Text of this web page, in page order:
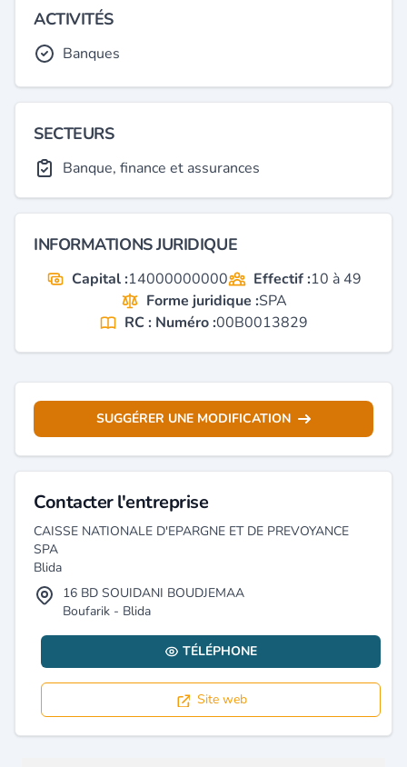
ACTIVITÉS
Banques
SECTEURS
Banque, finance et assurances
INFORMATIONS JURIDIQUE
Capital :14000000000 Effectif :10 à 49
Forme juridique :SPA
RC : Numéro :00B0013829
SUGGÉRER UNE MODIFICATION
Contacter l'entreprise
CAISSE NATIONALE D'EPARGNE ET DE PREVOYANCE
SPA
Blida
16 BD SOUIDANI BOUDJEMAA
Boufarik - Blida
TÉLÉPHONE
Site web